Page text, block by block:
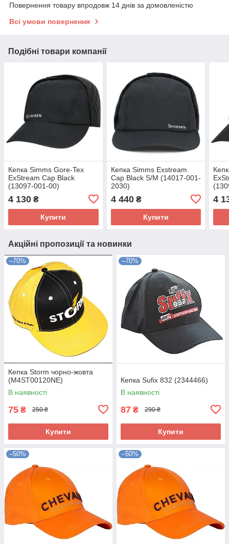
Повернення товару впродовж 14 днів за домовленістю
Всі умови повернення
Подібні товари компанії
Кепка Simms Gore-Tex
ExStream Cap Black
(13097-001-00)
4 130 ₴
Купити
Кепка Simms Exstream
Cap Black S/M (14017-001-
2030)
4 440₴
Купити
4
Акційні пропозиції та новинки
–70%
Кепка Storm чорно-жовта
(M4ST00120NE)
В наявності
75 ₴ 250 ₴
Купити
–70%
Кепка Sufix 832 (2344466)
В наявності
87 ₴ 290 ₴
Купити
–50% –50%